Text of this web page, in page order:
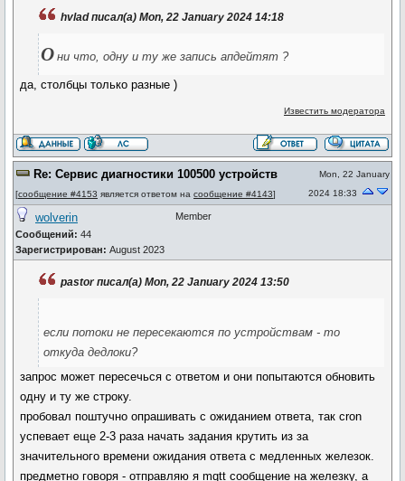
hvlad писал(а) Mon, 22 January 2024 14:18
О ни что, одну и ту же запись апдейтят ?
да, столбцы только разные )
Известить модератора
Re: Сервис диагностики 100500 устройств
[сообщение #4153 является ответом на сообщение #4143]
Mon, 22 January
2024 18:33
wolverin
Сообщений: 44
Зарегистрирован: August 2023
Member
pastor писал(а) Mon, 22 January 2024 13:50
если потоки не пересекаются по устройствам - то
откуда дедлоки?
запрос может пересечься с ответом и они попытаются обновить
одну и ту же строку.
пробовал поштучно опрашивать с ожиданием ответа, так cron
успевает еще 2-3 раза начать задания крутить из за
значительного времени ожидания ответа с медленных железок.
предметно говоря - отправляю я mqtt сообщение на железку, а